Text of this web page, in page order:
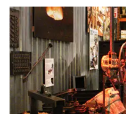
Museo Hieronymus Mueller